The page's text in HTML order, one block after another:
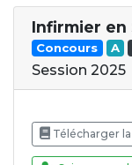
Infirmier en
Concours A
Session 2025
Télécharger